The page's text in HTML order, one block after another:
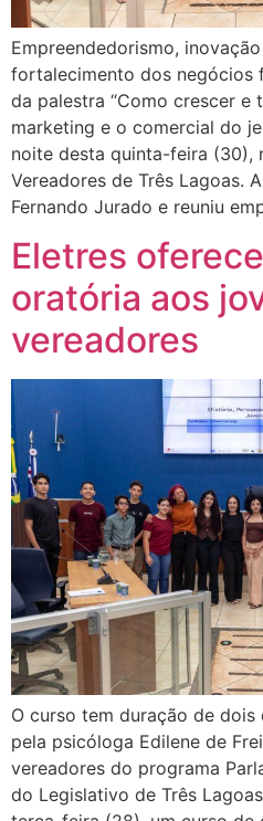
Empreendedorismo,
fortalecimento dos negócios
da palestra “Como crescer e
marketing e o comercial do
noite desta quinta-feira (30),
Vereadores de Três Lagoas.
Fernando Jurado e reuniu
Eletres
oratória aos
vereadores
O curso tem duração de dois
pela psicóloga Edilene de
vereadores do programa
do Legislativo de Três